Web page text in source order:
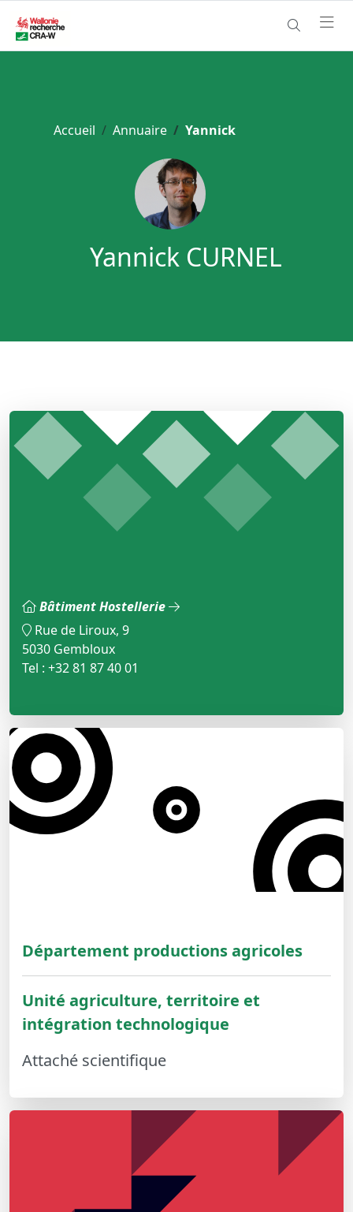
Accueil Annuaire Yannick
Yannick CURNEL
Bâtiment Hostellerie
Rue de Liroux, 9
5030 Gembloux
Tel : +32 81 87 40 01
Département productions agricoles
Unité agriculture, territoire et
intégration technologique
Attaché scientifique